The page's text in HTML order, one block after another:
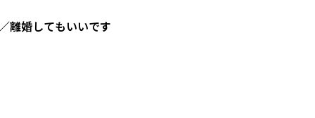
離婚してもいいです